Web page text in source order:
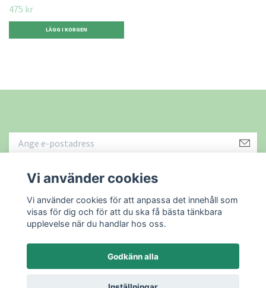
475 kr
Läs mer
© 2026 Återbruket i Sundsvall ABPowered by Quickbutik
Vi använder cookies
Vi använder cookies för att anpassa det innehåll som
visas för dig och för att du ska få bästa tänkbara
upplevelse när du handlar hos oss.
Godkänn alla